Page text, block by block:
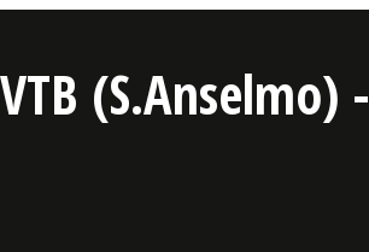
(S.Anselmo) -